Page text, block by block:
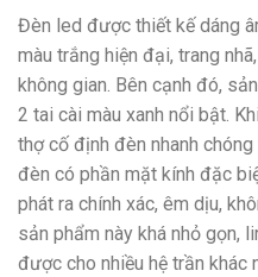
Đèn led được thiết kế dáng
màu trắng hiện đại, trang
không gian. Bên cạnh đó,
2 tai cài màu xanh nổi bật.
thợ cố định đèn nhanh
đèn có phần mặt kính đặc
phát ra chính xác, êm dịu,
sản phẩm này khá nhỏ gọn,
được cho nhiều hệ trần khác